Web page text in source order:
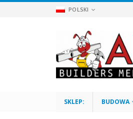
POLSKI
SKLEP: BUDOWA